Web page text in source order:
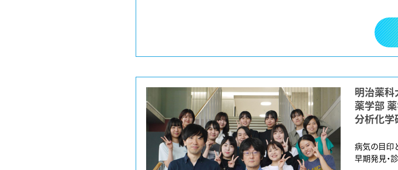
明治薬科
薬学部
分析化学
病気の目印
早期発見・